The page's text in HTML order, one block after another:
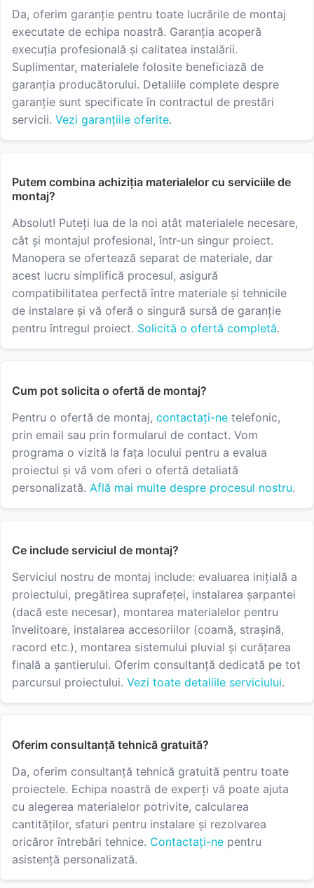
Da, oferim garanție pentru toate lucrările de montaj
executate de echipa noastră. Garanția acoperă
execuția profesională și calitatea instalării.
Suplimentar, materialele folosite beneficiază de
garanția producătorului. Detaliile complete despre
garanție sunt specificate în contractul de prestări
servicii. Vezi garanțiile oferite.
Putem combina achiziția materialelor cu serviciile de
montaj?
Absolut! Puteți lua de la noi atât materialele necesare,
cât și montajul profesional, într-un singur proiect.
Manopera se ofertează separat de materiale, dar
acest lucru simplifică procesul, asigură
compatibilitatea perfectă între materiale și tehnicile
de instalare și vă oferă o singură sursă de garanție
pentru întregul proiect. Solicită o ofertă completă.
Cum pot solicita o ofertă de montaj?
Pentru o ofertă de montaj, contactați-ne telefonic,
prin email sau prin formularul de contact. Vom
programa o vizită la fața locului pentru a evalua
proiectul și vă vom oferi o ofertă detaliată
personalizată. Află mai multe despre procesul nostru.
Ce include serviciul de montaj?
Serviciul nostru de montaj include: evaluarea inițială a
proiectului, pregătirea suprafeței, instalarea șarpantei
(dacă este necesar), montarea materialelor pentru
învelitoare, instalarea accesoriilor (coamă, strașină,
racord etc.), montarea sistemului pluvial și curățarea
finală a șantierului. Oferim consultanță dedicată pe tot
parcursul proiectului. Vezi toate detaliile serviciului.
Oferim consultanță tehnică gratuită?
Da, oferim consultanță tehnică gratuită pentru toate
proiectele. Echipa noastră de experți vă poate ajuta
cu alegerea materialelor potrivite, calcularea
cantităților, sfaturi pentru instalare și rezolvarea
oricăror întrebări tehnice. Contactați-ne pentru
asistență personalizată.